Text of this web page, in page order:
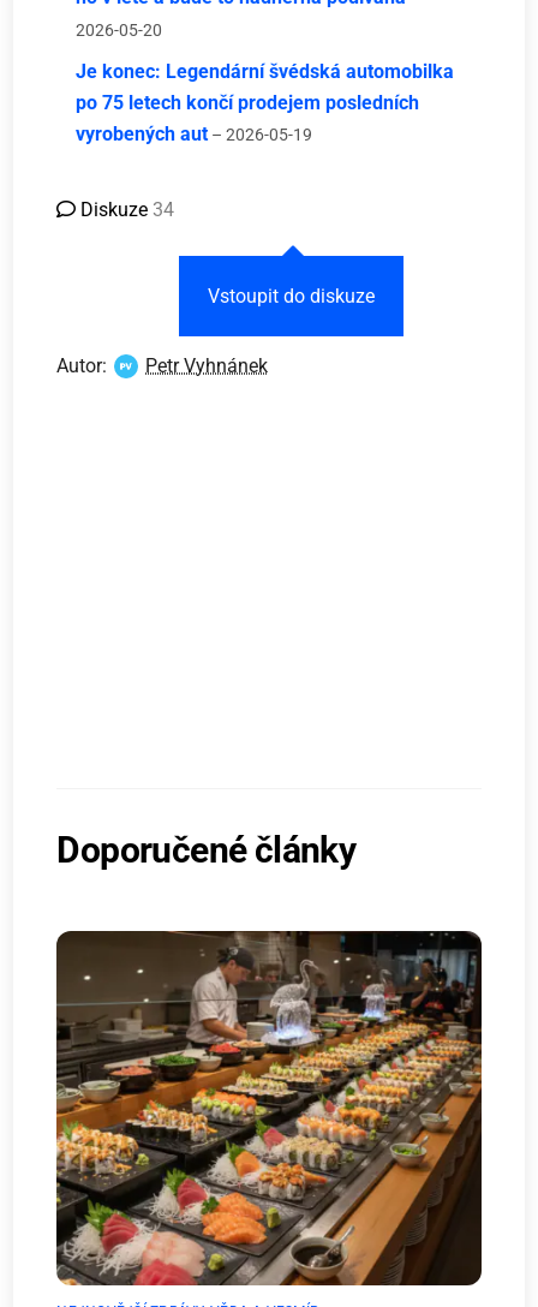
2026-05-20
Je konec: Legendární švédská automobilka
po 75 letech končí prodejem posledních
vyrobených aut – 2026-05-19
Diskuze 34
Vstoupit do diskuze
Autor: Petr Vyhnánek
Doporučené články